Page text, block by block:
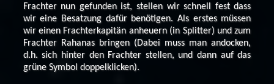
Frachter nun gefunden ist, stellen wir schnell fest dass
wir eine Besatzung dafür benötigen. Als erstes müssen
wir einen Frachterkapitän anheuern (in Splitter) und zum
Frachter Rahanas bringen (Dabei muss man andocken,
d.h. sich hinter den Frachter stellen, und dann auf das
grüne Symbol doppelklicken).